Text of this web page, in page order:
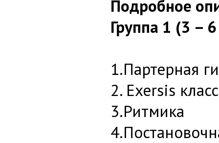
Подробное
Группа 1 (3 –
1.Партерная
2. Exersis
3.Ритмика